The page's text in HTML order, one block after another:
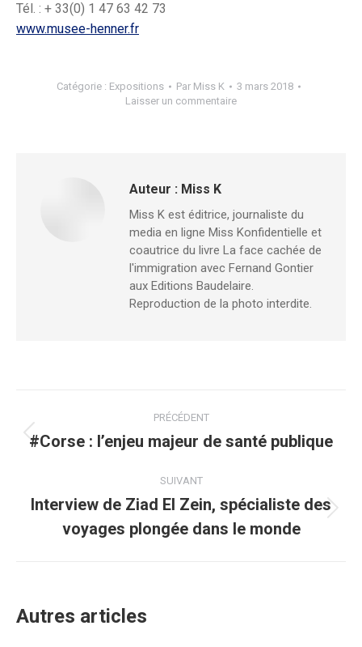
Tél. : + 33(0) 1 47 63 42 73
www.musee-henner.fr
Catégorie : Expositions Par Miss K
3 mars 2018
Laisser un commentaire
Auteur : Miss K
Miss K est éditrice, journaliste du
media en ligne Miss Konfidentielle et
coautrice du livre La face cachée de
l'immigration avec Fernand Gontier
aux Editions Baudelaire.
Reproduction de la photo interdite.
article
PRÉCÉDENT
Article
:
#Corse : l’enjeu majeur de santé publique
SUIVANT
Article
suivant
Interview de Ziad El Zein, spécialiste des
voyages plongée dans le monde
Autres articles